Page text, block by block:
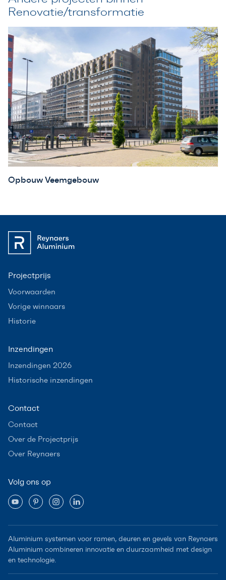
Renovatie/transformatie
Opbouw Veemgebouw
Projectprijs
Voorwaarden
Vorige winnaars
Historie
Inzendingen
Inzendingen 2026
Historische inzendingen
Contact
Contact
Over de Projectprijs
Over Reynaers
Volg ons op
Aluminium systemen voor ramen, deuren en gevels van Reynaers
Aluminium combineren innovatie en duurzaamheid met design
en technologie.